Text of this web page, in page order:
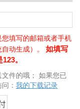
填写的邮箱或者手机
动生成）。 如填写
。
件的哦； 如果您已
： 我的下载记录